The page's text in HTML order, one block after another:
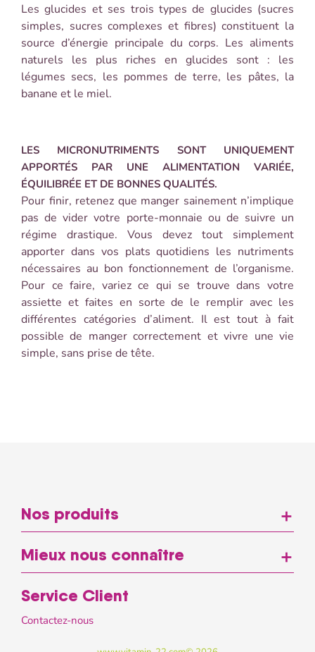
Les glucides et ses trois types de glucides (sucres
simples, sucres complexes et fibres) constituent la
source d’énergie principale du corps. Les aliments
naturels les plus riches en glucides sont : les
légumes secs, les pommes de terre, les pâtes, la
banane et le miel.
LES MICRONUTRIMENTS SONT UNIQUEMENT
APPORTÉS PAR UNE ALIMENTATION VARIÉE,
ÉQUILIBRÉE ET DE BONNES QUALITÉS.
Pour finir, retenez que manger sainement n’implique
pas de vider votre porte-monnaie ou de suivre un
régime drastique. Vous devez tout simplement
apporter dans vos plats quotidiens les nutriments
nécessaires au bon fonctionnement de l’organisme.
Pour ce faire, variez ce qui se trouve dans votre
assiette et faites en sorte de le remplir avec les
différentes catégories d’aliment. Il est tout à fait
possible de manger correctement et vivre une vie
simple, sans prise de tête.
Nos produits add
Mieux nous connaître add
Service Client
Contactez-nous